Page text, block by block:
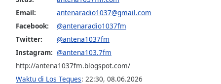
Opacity
Email:
antenaradio1037@gmail.com
Facebook:
@antenaradio1037fm
Twitter:
@antena1037fm
Instagram: @antena103.7fm
http://antena1037fm.blogspot.com/
Waktu di Los Teques: 22:30, 08.06.2026